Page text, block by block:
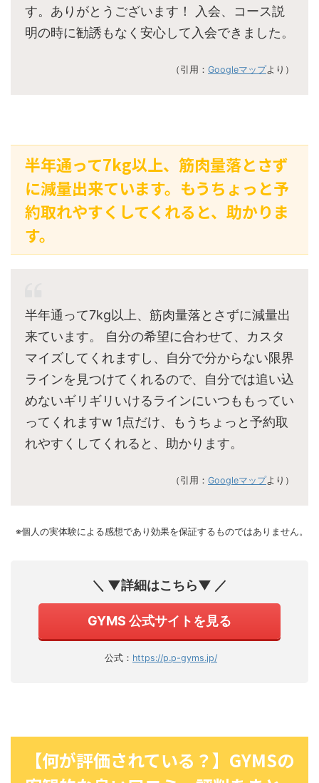
す。ありがとうございます！ 入会、コース説
明の時に勧誘もなく安心して入会できました。
（引用： Googleマップより）
半年通って7kg以上、筋肉量落とさず
に減量出来ています。もうちょっと予
約取れやすくしてくれると、助かりま
す。
半年通って7kg以上、筋肉量落とさずに減量出
来ています。 自分の希望に合わせて、カスタ
マイズしてくれますし、自分で分からない限界
ラインを見つけてくれるので、自分では追い込
めないギリギリいけるラインにいつももってい
ってくれますw 1点だけ、もうちょっと予約取
れやすくしてくれると、助かります。
（引用： Googleマップより）
※個人の実体験による感想であり効果を保証するものではありません。
＼ ▼詳細はこちら▼ ／
GYMS 公式サイトを見る
公式： https://p.p-gyms.jp/
【何が評価されている？】GYMSの